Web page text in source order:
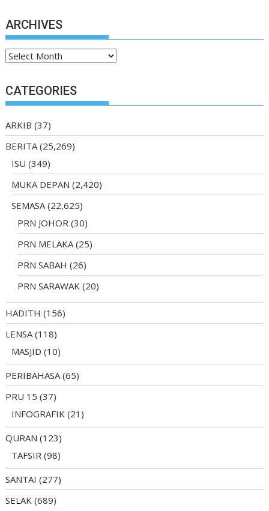
ARCHIVES
Archives
CATEGORIES
ARKIB (37)
BERITA(25,269)
ISU (349)
MUKA DEPAN (2,420)
SEMASA(22,625)
PRN JOHOR (30)
PRN MELAKA(25)
PRN SABAH (26)
PRN SARAWAK (20)
HADITH (156)
LENSA(118)
MASJID (10)
PERIBAHASA(65)
PRU 15 (37)
INFOGRAFIK (21)
QURAN (123)
TAFSIR (98)
SANTAI (277)
SELAK (689)